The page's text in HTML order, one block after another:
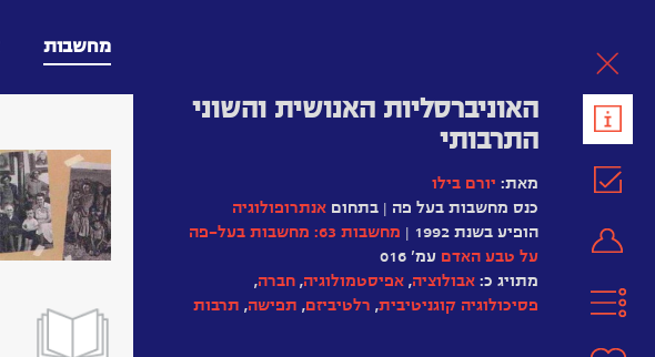
מחשבות
האוניברסליות האנושית והשוני
התרבותי
מאת: יורם בילו
כנס מחשבות בעל פה | בתחום אנתרופולוגיה
הופיע בשנת 1992 |
מחשבות 63: מחשבות בעל-פה
על טבע האדם עמ' 016
מתויג כ: אבולוציה, אפיסטמולוגיה, חברה,
פסיכולוגיה קוגניטיבית, רלטיביזם, תפישה, תרבות